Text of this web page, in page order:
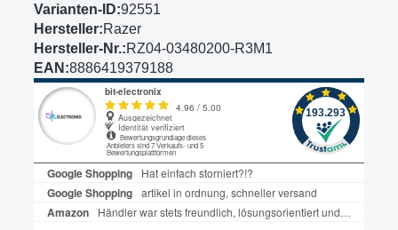
Varianten-ID:92551
Hersteller:Razer
Hersteller-Nr.:RZ04-03480200-R3M1
EAN:8886419379188